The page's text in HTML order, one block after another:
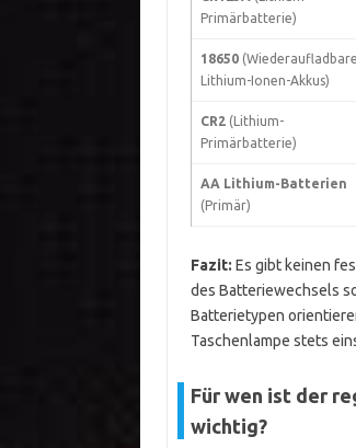
Primärbatterie)
18650(Wiederaufladbare
Lithium-Ionen-Akkus)
CR2(Lithium-
Primärbatterie)
AA Lithium-Batterien
(Primär)
Fazit: Es gibt keinen
des Batteriewechsels
Batterietypen
Taschenlampe stets
Für wen ist der
wichtig?